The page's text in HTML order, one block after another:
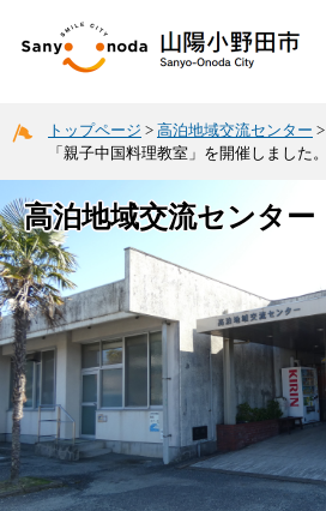
トップページ > 高泊地域交流センター >
「親子中国料理教室」を開催しました。
高泊地域交流センター